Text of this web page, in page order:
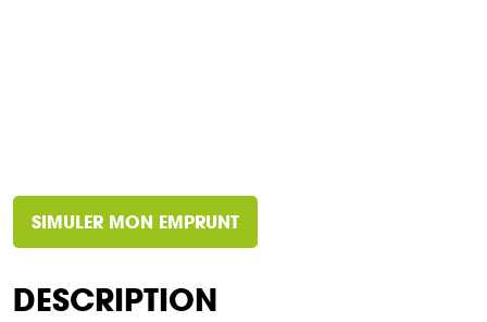
SIMULER MON EMPRUNT
DESCRIPTION